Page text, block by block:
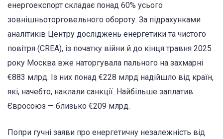
енергоекспорт складає понад 60% усього
зовнішньоторговельного обороту. За підрахунками
аналітиків Центру досліджень енергетики та чистого
повітря (CREA), із початку війни й до кінця травня 2025
року Москва вже наторгувала пального на захмарні
€883 млрд. Із них понад €228 млрд надійшло від країн,
які, начебто, наклали санкції. Найбільше заплатив
Євросоюз — близько €209 млрд.
Попри гучні заяви про енергетичну незалежність від